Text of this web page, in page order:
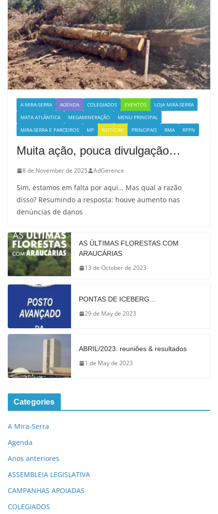
A MIRA-SERRA AGENDA COLEGIADOS EVENTOS
LOJA MIRA-SERRA
MATA ATLÂNTICA
MEGAMINERAÇÃO
MENU PRINCIPAL
MIRA-SERRA E PARCEIROS
MP NOTÍCIAS PRINCIPAIS RMA RPPN
Muita ação, pouca divulgação…
8 de November de 2025 AdGerence
Sim, estamos em falta por aqui… Mas qual a razão
disso? Resumindo a resposta: houve aumento nas
denúncias de danos
AS ÚLTIMAS FLORESTAS COM
ARAUCÁRIAS
13 de October de 2023
PONTAS DE ICEBERG…
29 de May de 2023
ABRIL/2023: reuniões & resultados
1 de May de 2023
Categories
A Mira-Serra
Agenda
Anos anteriores
ASSEMBLEIA LEGISLATIVA
CAMPANHAS APOIADAS
COLEGIADOS